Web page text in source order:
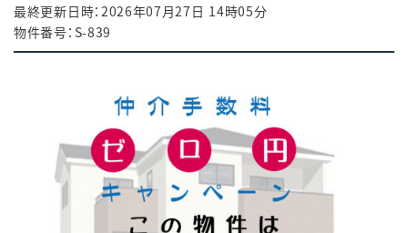
最終更新日時：2026年07月27日 14時05分
物件番号：S-839